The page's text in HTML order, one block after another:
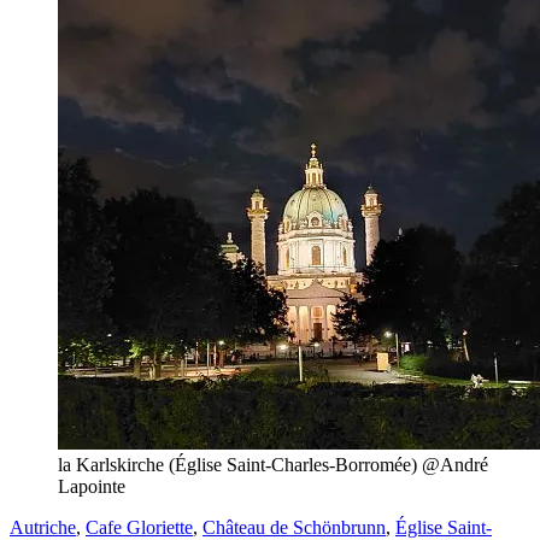
la Karlskirche (Église Saint-Charles-Borromée) @André
Lapointe
Autriche, Cafe Gloriette, Château de Schönbrunn, Église Saint-